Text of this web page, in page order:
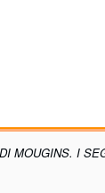
MOUGINS. I